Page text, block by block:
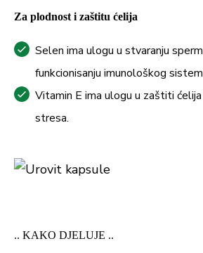
Za plodnost i zaštitu ćelija
Selen ima ulogu u stvaranju
funkcionisanju imunološkog
Vitamin E ima ulogu u zaštiti
stresa.
.. KAKO DJELUJE ..